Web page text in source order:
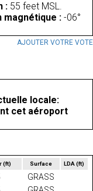
: 55 feet MSL.
magnétique : -06°
AJOUTER VOTRE VOTE
locale:
cet aéroport
(ft) Surface LDA(ft)
GRASS